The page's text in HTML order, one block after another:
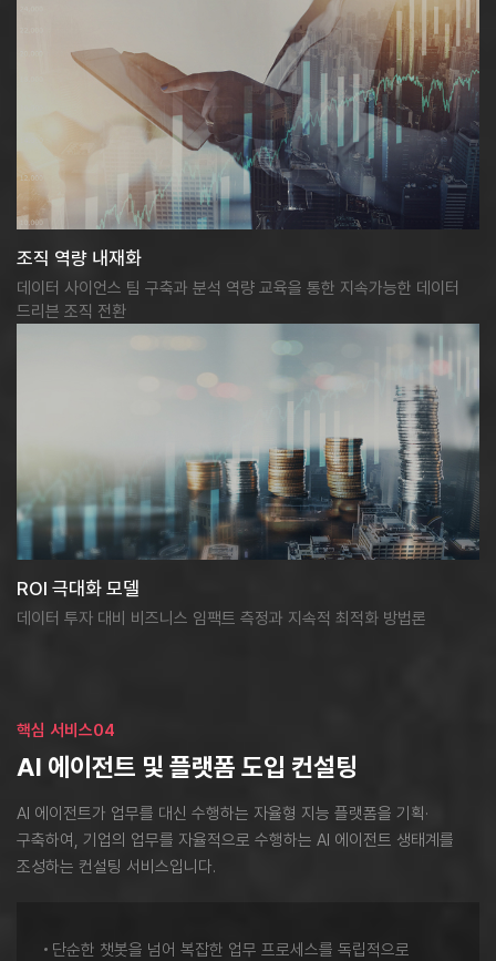
조직 역량 내재화
데이터 사이언스 팀 구축과 분석 역량 교육을 통한 지속가능한 데이터
드리븐 조직 전환
ROI 극대화 모델
데이터 투자 대비 비즈니스 임팩트 측정과 지속적 최적화 방법론
핵심 서비스04
AI 에이전트 및 플랫폼 도입 컨설팅
AI 에이전트가 업무를 대신 수행하는 자율형 지능 플랫폼을 기획·
구축하여, 기업의 업무를 자율적으로 수행하는 AI 에이전트 생태계를
조성하는 컨설팅 서비스입니다.
단순한 챗봇을 넘어 복잡한 업무 프로세스를 독립적으로